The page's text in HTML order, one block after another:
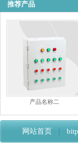
推荐产品
产品名称二
网站首页